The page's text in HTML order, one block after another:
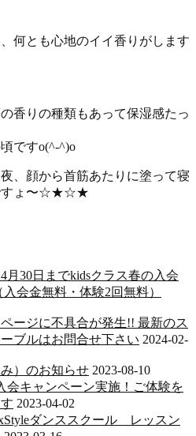
何とも心地のイイ香りがします
香りの種類もあって保湿感たっ
ですo(^-^)o
、顔から首筋あたりに塗って寝
すょ〜☆★☆★
月30日までkidsクラス春の入会
会金無料・体験2回無料）
ージに不具合が発生!! 最新のス
ブルはお問合せ下さい 2024-02-
）のお知らせ 2023-08-10
会キャンペーン実施！ご体験を
2023-04-02
ダンススクール レッスン